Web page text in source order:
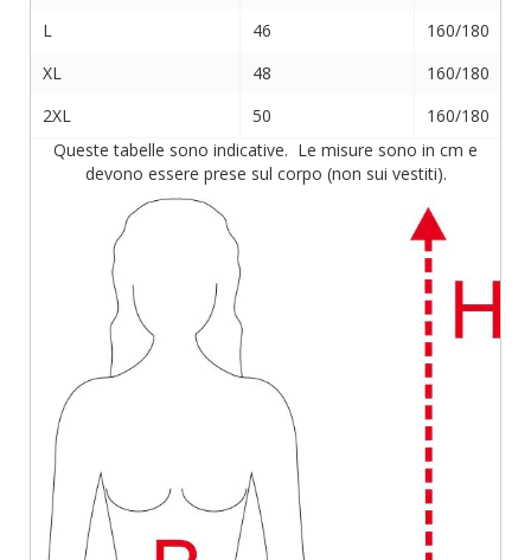
L 46
160/180
XL
48
160/180
2XL
50
160/180
Queste tabelle sono indicative. Le misure sono in cm e
devono essere prese sul corpo (non sui vestiti).